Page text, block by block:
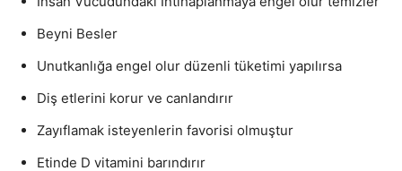
Beyni Besler
Unutkanlığa engel olur düzenli tüketimi yapılırsa
Diş etlerini korur ve canlandırır
Zayıflamak isteyenlerin favorisi olmuştur
Etinde D vitamini barındırır